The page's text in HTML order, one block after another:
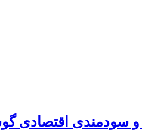
اقتصادی